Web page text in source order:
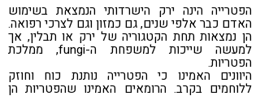
הפטרייה הינה ירק הישרדותי הנמצאת בשימוש
האדם כבר אלפי שנים, גם כמזון וגם לצרכי רפואה.
הן נמצאות תחת הקטגוריה של ירק או תבלין, אך
למעשה שייכות למשפחת ה-fungi, ממלכת
הפטריות.
היוונים האמינו כי הפטרייה נותנת כוח וחוזק
ללוחמים בקרב. הרומאים האמינו שהפטריות הן